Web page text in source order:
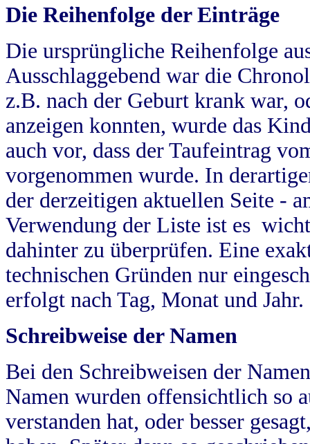
Die Reihenfolge der Einträge
Die ursprüngliche Reihenfolge
Ausschlaggebend war die
z.B. nach der Geburt krank war,
anzeigen konnten, wurde das
auch vor, dass der Taufeintrag
vorgenommen wurde. In
der derzeitigen aktuellen Seite -
Verwendung der Liste ist es
dahinter zu überprüfen. Eine
technischen Gründen nur
erfolgt nach Tag, Monat und Jahr.
Schreibweise der Namen
Bei den Schreibweisen der
Namen wurden offensichtlich so
verstanden hat, oder besser